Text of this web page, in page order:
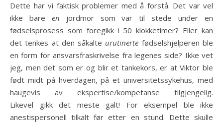
Dette har vi faktisk problemer med å forstå. Det var vel
ikke bare en jordmor som var til stede under en
fødselsprosess som foregikk i 50 klokketimer? Eller kan
det tenkes at den såkalte urutinerte fødselshjelperen ble
en form for ansvarsfraskrivelse fra legenes side? Ikke vet
jeg, men det som er og blir et tankekors, er at Viktor ble
født midt på hverdagen, på et universitetssykehus, med
haugevis av ekspertise/kompetanse tilgjengelig.
Likevel gikk det meste galt! For eksempel ble ikke
anestispersonell tilkalt før etter en stund. Dette skulle